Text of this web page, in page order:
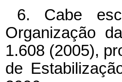
6. Cabe
Organização
1.608 (2005),
de